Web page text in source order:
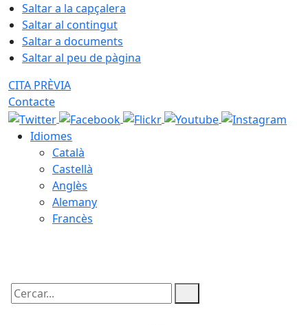
Saltar a la capçalera
Saltar al contingut
Saltar a documents
Saltar al peu de pàgina
CITA PRÈVIA
Contacte
Idiomes
Català
Castellà
Anglès
Alemany
Francès
Cercar: